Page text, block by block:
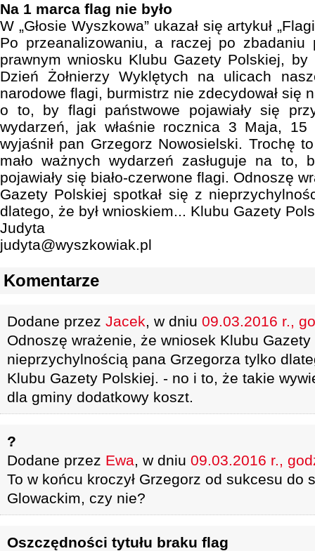
Na 1 marca flag nie było
W „Głosie Wyszkowa” ukazał się artykuł
Po przeanalizowaniu, a raczej po zbadaniu
prawnym wniosku Klubu Gazety Polskiej,
Dzień Żołnierzy Wyklętych na ulicach
narodowe flagi, burmistrz nie zdecydował się
o to, by flagi państwowe pojawiały się
wydarzeń, jak właśnie rocznica 3 Maja, 15
wyjaśnił pan Grzegorz Nowosielski. Trochę
mało ważnych wydarzeń zasługuje na to,
pojawiały się biało-czerwone flagi. Odnoszę
Gazety Polskiej spotkał się z
dlatego, że był wnioskiem... Klubu Gazety
Judyta
judyta@wyszkowiak.pl
Komentarze
Dodane przez Jacek, w dniu 09.03.2016 r.,
Odnoszę wrażenie, że wniosek Klubu Gazety
nieprzychylnością pana Grzegorza tylko
Klubu Gazety Polskiej. - no i to, że takie
dla gminy dodatkowy koszt.
?
Dodane przez Ewa, w dniu 09.03.2016 r.,
To w końcu kroczył Grzegorz od sukcesu do
Glowackim, czy nie?
Oszczędności tytułu braku flag